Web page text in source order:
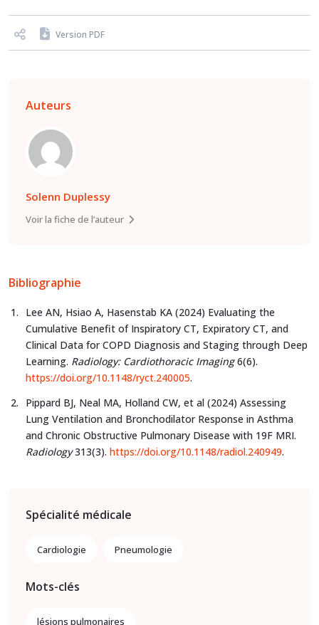
Version PDF
Auteurs
Solenn Duplessy
Voir la fiche de l’auteur
Bibliographie
Lee AN, Hsiao A, Hasenstab KA (2024) Evaluating the
Cumulative Benefit of Inspiratory CT, Expiratory CT, and
Clinical Data for COPD Diagnosis and Staging through Deep
Learning. Radiology: Cardiothoracic Imaging6(6).
https://doi.org/10.1148/ryct.240005.
Pippard BJ, Neal MA, Holland CW, et al (2024) Assessing
Lung Ventilation and Bronchodilator Response in Asthma
and Chronic Obstructive Pulmonary Disease with 19F MRI.
Radiology313(3). https://doi.org/10.1148/radiol.240949.
Spécialité médicale
Cardiologie Pneumologie
Mots-clés
lésions pulmonaires